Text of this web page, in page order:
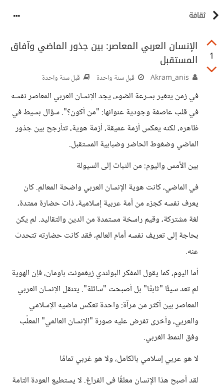
ثقافة
1
الإنسان العربي المعاصر: بين جذور الماضي وآفاق
المستقبل
قبل سنة واحدة قبل سنة واحدة
في زمن يتغير بسرعة الضوء، يجد الإنسان العربي المعاصر نفسه
في قلب عاصفة وجودية عنوانها: "من أكون؟". سؤال بسيط في
ظاهره، لكنه يعكس أزمة عميقة، أزمة هوية، تتأرجح بين جذور
الماضي وضغوط الحاضر وضبابية المستقبل.
بين الأمس واليوم: من الثبات إلى السيولة
في الماضي، كانت هوية الإنسان العربي واضحة المعالم. كان
يعرف نفسه كجزء من أمة عربية إسلامية، ذات حضارة ممتدة،
لغة مشتركة، وقيم راسخة مستمدة من الدين والتقاليد. لم يكن
بحاجة إلى تعريف نفسه أمام العالم، فقد كانت حضارته تتحدث
عنه.
أما اليوم، كما يقول المفكر البولندي زيغمونت باومان، فإن الهوية
لم تعد شيئًا "ثابتًا" بل أصبحت "سائلة". يتنقل الإنسان العربي
المعاصر بين أكثر من مرآة: واحدة تعكس ماضيه الإسلامي
والعربي، وأخرى تفرض عليه صورة "الإنسان العالمي" المعلّب
وفق النمط الغربي.
لا هو عربي إسلامي بالكامل، ولا هو غربي تمامًا
لقد أصبح هذا الإنسان معلقًا في الفراغ. لا يستطيع العودة التامة